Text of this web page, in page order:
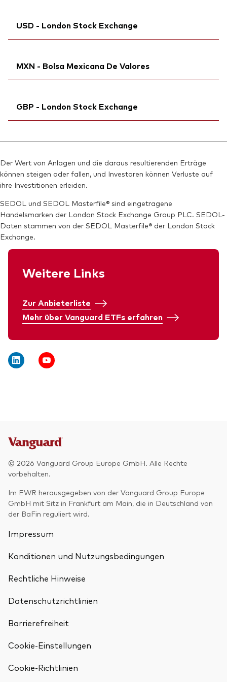
WKN:
A2JCCL
ISIN:
IE00BDD48R20
Reuters:VUSC.DE
Bloomberg:VUSC SW
Reuters:
VUSC.S
SEDOL:BF4JR17
USD - London Stock Exchange
Bloomberg:VDUC LN
Reuters:
VDUC.L
SEDOL:BFN3K11
MXN - Bolsa Mexicana De Valores
ISIN:IE00BDD48R20
SEDOL:BF2Y3Z0
GBP - London Stock Exchange
ISIN:IE00BDD48R20
Reuters:VUSC.L
SEDOL:BF4JR06
Börsenticker:VUSC
Der Wert von Anlagen und die daraus resultierenden Erträge
können steigen oder fallen, und Investoren können Verluste auf
ihre Investitionen erleiden.
SEDOL und SEDOL Masterfile® sind eingetragene
Handelsmarken der London Stock Exchange Group PLC. SEDOL-
Daten stammen von der SEDOL Masterfile® der London Stock
Exchange.
Weitere Links
Zur Anbieterliste
Mehr über Vanguard ETFs erfahren
© 2026 Vanguard Group Europe GmbH. Alle Rechte
vorbehalten.
Im EWR herausgegeben von der Vanguard Group Europe
GmbH mit Sitz in Frankfurt am Main, die in Deutschland von
der BaFin reguliert wird.
Impressum
Konditionen und Nutzungsbedingungen
Rechtliche Hinweise
Datenschutzrichtlinien
Barrierefreiheit
Cookie-Einstellungen
Cookie-Richtlinien